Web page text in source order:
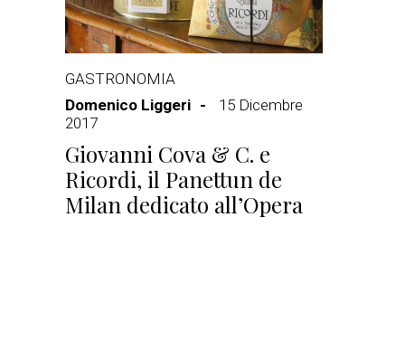
GASTRONOMIA
Domenico Liggeri
15 Dicembre
2017
Giovanni Cova & C. e
Ricordi, il Panettun de
Milan dedicato all’Opera